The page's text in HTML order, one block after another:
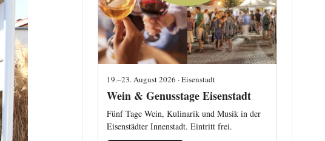
19.–23. August 2026 · Eisenstadt
Wein & Genusstage Eisenstadt
Fünf Tage Wein, Kulinarik und Musik in der
Eisenstädter Innenstadt. Eintritt frei.